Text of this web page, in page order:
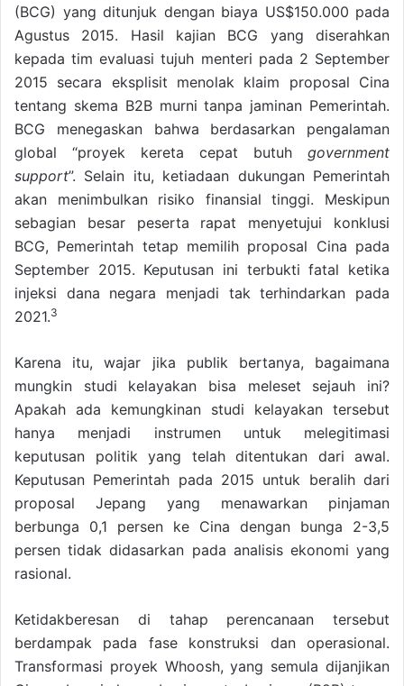
(BCG) yang ditunjuk dengan biaya US$150.000 pada
Agustus 2015. Hasil kajian BCG yang diserahkan
kepada tim evaluasi tujuh menteri pada 2 September
2015 secara eksplisit menolak klaim proposal Cina
tentang skema B2B murni tanpa jaminan Pemerintah.
BCG menegaskan bahwa berdasarkan pengalaman
global “proyek kereta cepat butuh government
support”. Selain itu, ketiadaan dukungan Pemerintah
akan menimbulkan risiko finansial tinggi. Meskipun
sebagian besar peserta rapat menyetujui konklusi
BCG, Pemerintah tetap memilih proposal Cina pada
September 2015. Keputusan ini terbukti fatal ketika
injeksi dana negara menjadi tak terhindarkan pada
2021.3
Karena itu, wajar jika publik bertanya, bagaimana
mungkin studi kelayakan bisa meleset sejauh ini?
Apakah ada kemungkinan studi kelayakan tersebut
hanya menjadi instrumen untuk melegitimasi
keputusan politik yang telah ditentukan dari awal.
Keputusan Pemerintah pada 2015 untuk beralih dari
proposal Jepang yang menawarkan pinjaman
berbunga 0,1 persen ke Cina dengan bunga 2-3,5
persen tidak didasarkan pada analisis ekonomi yang
rasional.
Ketidakberesan di tahap perencanaan tersebut
berdampak pada fase konstruksi dan operasional.
Transformasi proyek Whoosh, yang semula dijanjikan